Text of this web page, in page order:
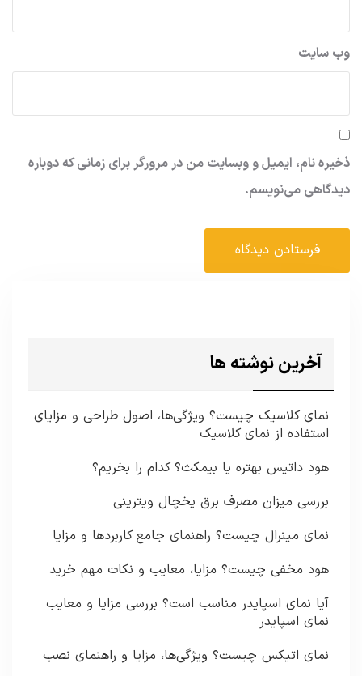
وب‌ سایت
ذخیره نام، ایمیل و وبسایت من در مرورگر برای زمانی که دوباره
دیدگاهی می‌نویسم.
آخرین نوشته ها
نمای کلاسیک چیست؟ ویژگی‌ها، اصول طراحی و مزایای
استفاده از نمای کلاسیک
هود داتیس بهتره یا بیمکث؟ کدام را بخریم؟
بررسی میزان مصرف برق یخچال ویترینی
نمای مینرال چیست؟ راهنمای جامع کاربردها و مزایا
هود مخفی چیست؟ مزایا، معایب و نکات مهم خرید
آیا نمای اسپایدر مناسب است؟ بررسی مزایا و معایب
نمای اسپایدر
نمای اتیکس چیست؟ ویژگی‌ها، مزایا و راهنمای نصب